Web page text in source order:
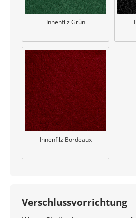
Innenfilz Grün
Innenfilz Bordeaux
Verschlussvorrichtung